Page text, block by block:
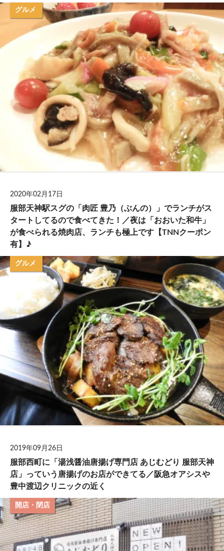
グルメ
2020年02月17日
服部天神駅スグの「肉匠 豊乃（ぶんの）」でランチがス
タートしてるので食べてきた！／夜は「おおいた和牛」
が食べられる焼肉店、ランチも極上です【TNNクーポン
有】♪
グルメ
2019年09月26日
服部西町に「湯浅醤油唐揚げ専門店 あじむどり 服部天神
店」っていう唐揚げのお店ができてる／阪急オアシスや
豊中渡辺クリニックの近く
開店・閉店